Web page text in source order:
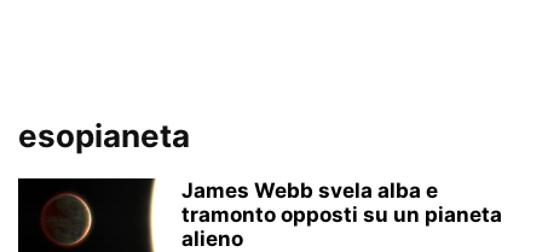
esopianeta
James Webb svela alba e
tramonto opposti su un pianeta
alieno